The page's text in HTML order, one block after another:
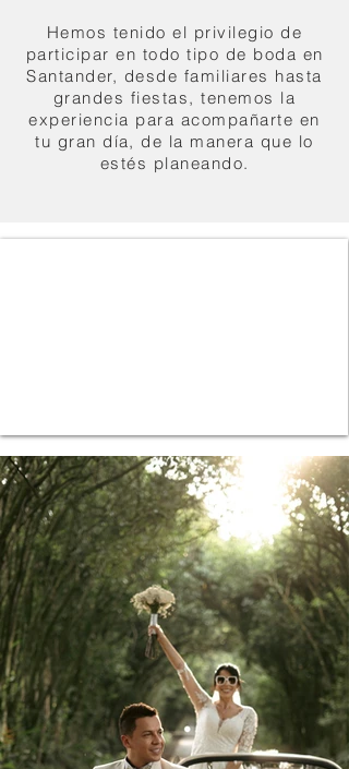
Hemos tenido el privilegio de
participar en todo tipo de boda en
Santander, desde familiares hasta
grandes fiestas, tenemos la
experiencia para acompañarte en
tu gran día, de la manera que lo
estés planeando.